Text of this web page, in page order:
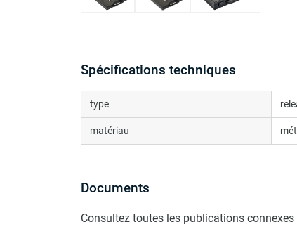
Spécifications techniques
type
matériau
Documents
Consultez toutes les publications